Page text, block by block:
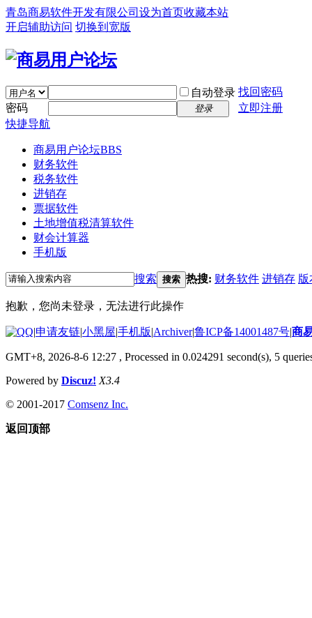
青岛商易软件开发有限公司 设为首页收藏本站
开启辅助访问 切换到宽版
自动登录 找回密码
密码
登录
立即注册
快捷导航
商易用户论坛BBS
财务软件
税务软件
进销存
票据软件
土地增值税清算软件
财会计算器
手机版
搜索 搜索 热搜: 财务软件 进销存 版
抱歉，您尚未登录，无法进行此操作
|申请友链|小黑屋|手机版|Archiver|鲁ICP备14001487号|商
GMT+8, 2026-8-6 12:27 , Processed in 0.024291 second(s), 5
Powered by Discuz! X3.4
© 2001-2017 Comsenz Inc.
返回顶部